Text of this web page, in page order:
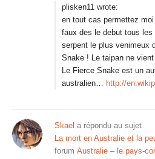
plisken11 wrote:
en tout cas permettez
faux des le debut tous les
serpent le plus venimeux
Snake ! Le taipan ne vient
Le Fierce Snake est un
australien… http://
Skael a répondu au sujet
La mort en Australie et la
forum Australie – le pays-